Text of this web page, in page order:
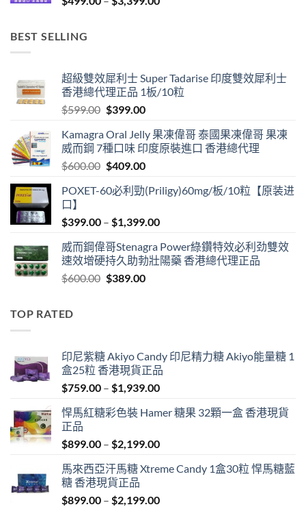
BEST SELLING
超級雙效犀利士 Super Tadarise 印度雙效犀利士
香港總代理正品 1板/10粒
$599.00 Original
was:
$599.00.
$399.00Current
is:
$399.00.
Kamagra Oral Jelly 果凍偉哥 泰國果凍偉哥 果凍
威而鋼 7種口味 印度原裝進口 香港總代理
$600.00 Original
was:
$409.00Current
is:
POXET-60必利勁(Priligy)60mg/板/10粒【原装进
口】
$399.00 – $1,399.00Price
$399.00
through
威而鋼偉哥Stenagra Power綠鑽特效必利劲雙效
速效增硬持久助勃壯陽藥 香港總代理正品
$600.00 Original
$389.00Current
TOP RATED
印尼紫糖 Akiyo Candy 印尼精力糖 Akiyo能量糖 1
盒25粒 香港現貨正品
$759.00 – $1,939.00Price
$759.00
$1,939.00
悍馬紅糖彩色裝 Hamer 糖果 32顆一盒 香港現貨
正品
$899.00 – $2,199.00Price
$899.00
$2,199.00
馬來西亞汗馬糖 Xtreme Candy 1盒30粒 悍馬糖藍
糖 香港現貨正品
$899.00 – $2,199.00Price